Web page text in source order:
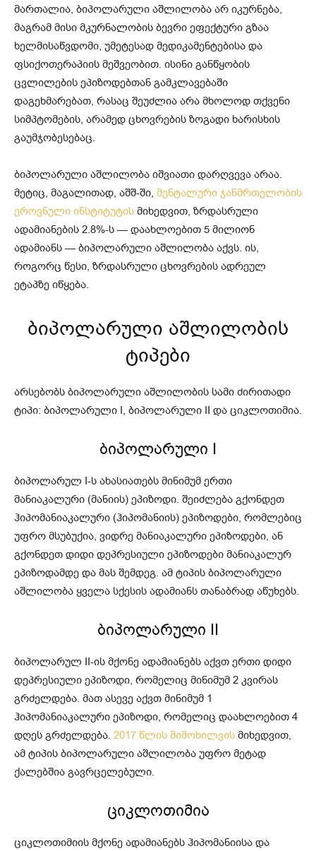
მართალია, ბიპოლარული აშლილობა არ იკურნება,
მაგრამ მისი მკურნალობის ბევრი ეფექტური გზაა
ხელმისაწვდომი, უმეტესად მედიკამენტებისა და
ფსიქოთერაპიის მეშვეობით. ისინი განწყობის
ცვლილების ეპიზოდებთან გამკლავებაში
დაგეხმარებათ, რასაც შეუძლია არა მხოლოდ თქვენი
სიმპტომების, არამედ ცხოვრების ზოგადი ხარისხის
გაუმჯობესებაც.
ბიპოლარული აშლილობა იშვიათი დარღვევა არაა.
მეტიც, მაგალითად, აშშ-ში, მენტალური ჯანმრთელობის
ეროვნული ინსტიტუტის მიხედვით, ზრდასრული
ადამიანების 2.8%-ს — დაახლოებით 5 მილიონ
ადამიანს — ბიპოლარული აშლილობა აქვს. ის,
როგორც წესი, ზრდასრული ცხოვრების ადრეულ
ეტაპზე იწყება.
ბიპოლარული აშლილობის
ტიპები
არსებობს ბიპოლარული აშლილობის სამი ძირითადი
ტიპი: ბიპოლარული I, ბიპოლარული II და ციკლოთიმია.
ბიპოლარული I
ბიპოლარულ I-ს ახასიათებს მინიმუმ ერთი
მანიაკალური (მანიის) ეპიზოდი. შეიძლება გქონდეთ
ჰიპომანიაკალური (ჰიპომანიის) ეპიზოდები, რომლებიც
უფრო მსუბუქია, ვიდრე მანიაკალური ეპიზოდები, ან
გქონდეთ დიდი დეპრესიული ეპიზოდები მანიაკალურ
ეპიზოდამდე და მას შემდეგ. ამ ტიპის ბიპოლარული
აშლილობა ყველა სქესის ადამიანს თანაბრად აწუხებს.
ბიპოლარული II
ბიპოლარულ II-ის მქონე ადამიანებს აქვთ ერთი დიდი
დეპრესიული ეპიზოდი, რომელიც მინიმუმ 2 კვირას
გრძელდება. მათ ასევე აქვთ მინიმუმ 1
ჰიპომანიაკალური ეპიზოდი, რომელიც დაახლოებით 4
დღეს გრძელდება. 2017 წლის მიმოხილვის მიხედვით,
ამ ტიპის ბიპოლარული აშლილობა უფრო მეტად
ქალებშია გავრცელებული.
ციკლოთიმია
ციკლოთიმიის მქონე ადამიანებს ჰიპომანიისა და